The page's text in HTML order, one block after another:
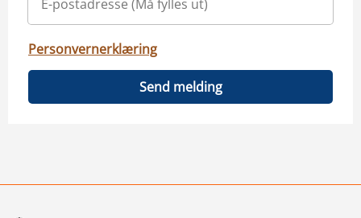
Personvernerklæring
Send melding